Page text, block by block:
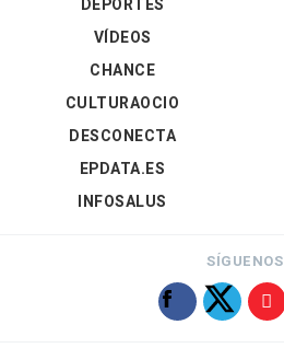
DEPORTES
VÍDEOS
CHANCE
CULTURAOCIO
DESCONECTA
EPDATA.ES
INFOSALUS
SÍGUENOS